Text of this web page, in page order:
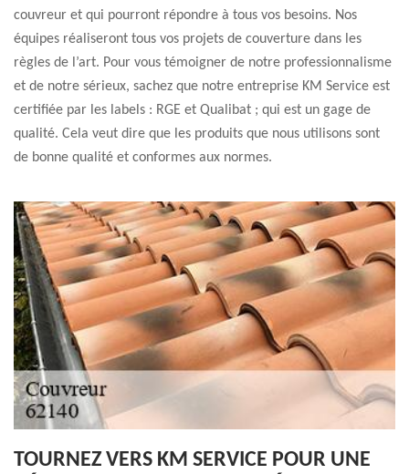
couvreur et qui pourront répondre à tous vos besoins. Nos
équipes réaliseront tous vos projets de couverture dans les
règles de l’art. Pour vous témoigner de notre professionnalisme
et de notre sérieux, sachez que notre entreprise KM Service est
certifiée par les labels : RGE et Qualibat ; qui est un gage de
qualité. Cela veut dire que les produits que nous utilisons sont
de bonne qualité et conformes aux normes.
TOURNEZ VERS KM SERVICE POUR UNE